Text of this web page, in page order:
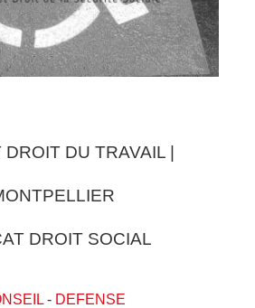
DU TRAVAIL |
DROIT SOCIAL
- DEFENSE